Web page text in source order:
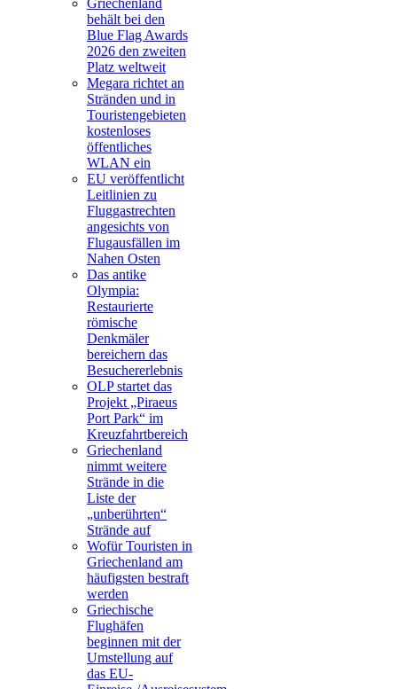
Griechenland
behält bei den
Blue Flag Awards
2026 den zweiten
Platz weltweit
Megara richtet an
Stränden und in
Touristengebieten
kostenloses
öffentliches
WLAN ein
EU veröffentlicht
Leitlinien zu
Fluggastrechten
angesichts von
Flugausfällen im
Nahen Osten
Das antike
Olympia:
Restaurierte
römische
Denkmäler
bereichern das
Besuchererlebnis
OLP startet das
Projekt „Piraeus
Port Park“ im
Kreuzfahrtbereich
Griechenland
nimmt weitere
Strände in die
Liste der
„unberührten“
Strände auf
Wofür Touristen in
Griechenland am
häufigsten bestraft
werden
Griechische
Flughäfen
beginnen mit der
Umstellung auf
das EU-